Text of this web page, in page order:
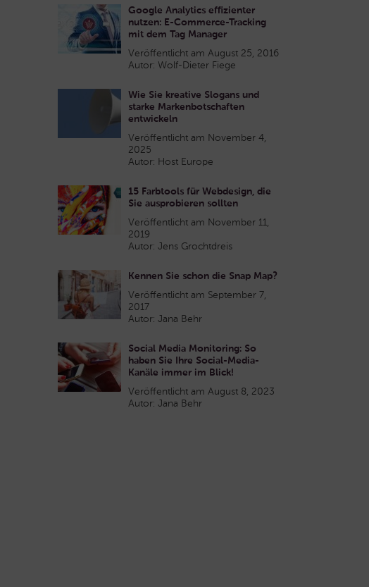
Google Analytics effizienter
nutzen: E-Commerce-Tracking
mit dem Tag Manager
Veröffentlicht am August 25, 2016
Autor: Wolf-Dieter Fiege
Wie Sie kreative Slogans und
starke Markenbotschaften
entwickeln
Veröffentlicht am November 4,
2025
Autor: Host Europe
15 Farbtools für Webdesign, die
Sie ausprobieren sollten
Veröffentlicht am November 11,
2019
Autor: Jens Grochtdreis
Kennen Sie schon die Snap Map?
Veröffentlicht am September 7,
2017
Autor: Jana Behr
Social Media Monitoring: So
haben Sie Ihre Social-Media-
Kanäle immer im Blick!
Veröffentlicht am August 8, 2023
Autor: Jana Behr